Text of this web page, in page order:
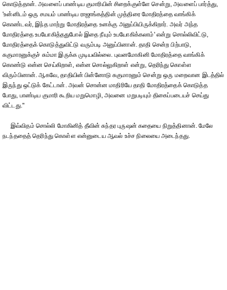
கொடுத்தான். அவளைப் பாண்டிய குமாரியின் சிறைக்குள்ளே சென்று, அவளைப் பார்த்து,
'உன்னிடம் ஒரு சமயம் பாண்டிய ராஜாங்கத்தின் முத்திரை மோதிரத்தை வாங்கிக்
கொண்டவர், இந்த மாற்று மோதிரத்தை உனக்கு அனுப்பியிருக்கிறார். அவர் அந்த
மோதிரத்தை உபயோகித்ததுபோல் இதை நீயும் உபயோகிக்கலாம்' என்று சொல்லிவிட்டு,
மோதிரத்தைக் கொடுத்துவிட்டு வரும்படி அனுப்பினான். தாதி சென்ற பிற்பாடு,
சுகுமாரனுக்குச் சும்மா இருக்க முடியவில்லை. புவனமோகினி மோதிரத்தை வாங்கிக்
கொண்டு என்ன செய்கிறாள், என்ன சொல்லுகிறாள் என்று, தெரிந்து கொள்ள
விரும்பினான். ஆகவே, தாதியின் பின்னோடு சுகுமாரனும் சென்று ஒரு மறைவான இடத்தில்
இருந்து ஒட்டுக் கேட்டான். அவன் சொன்ன மாதிரியே தாதி மோதிரத்தைக் கொடுத்த
போது, பாண்டிய குமாரி கூறிய மறுமொழி, அவனை மறுபடியும் திகைப்படையச் செய்து
விட்டது."
இவ்விதம் சொல்லி மோகினித் தீவின் சுந்தர புருஷன் கதையை நிறுத்தினான். மேலே
நடந்ததைத் தெரிந்து கொள்ள என்னுடைய ஆவல் உச்ச நிலையை அடைந்தது.